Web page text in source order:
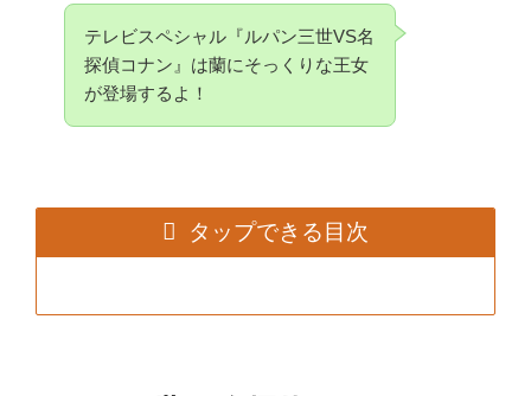
テレビスペシャル『ルパン三世VS名
探偵コナン』は蘭にそっくりな王女
が登場するよ！
タップできる目次